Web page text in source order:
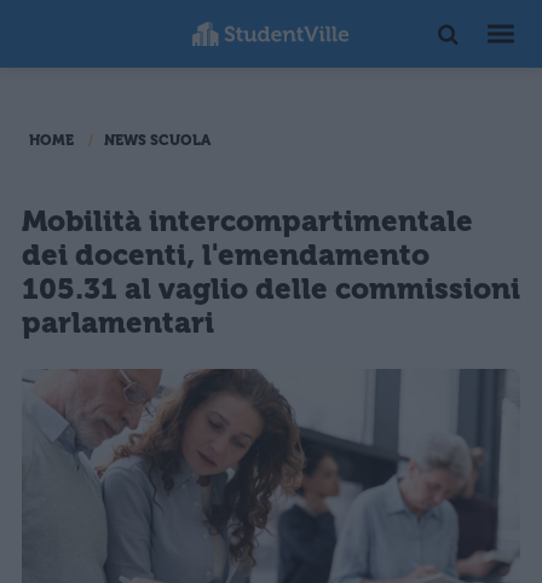
HOME NEWS SCUOLA
Mobilità intercompartimentale
dei docenti, l'emendamento
105.31 al vaglio delle commissioni
parlamentari